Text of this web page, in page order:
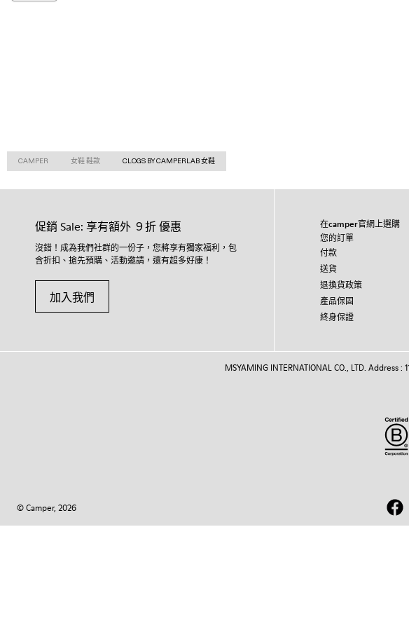
CAMPER 女鞋 鞋款 CLOGS BY CAMPERLAB 女鞋
促銷 Sale: 享有額外 ９折 優惠
沒錯！成為我們社群的一份子，您將享有獨家福利，包
含折扣、搶先預購、活動邀請，還有超多好康！
加入我們
在camper官網上選購
您的訂單
付款
送貨
退換貨政策
產品保固
終身保證
© Camper, 2026
MSYAMING INTERNATIONAL CO., LTD. Address :